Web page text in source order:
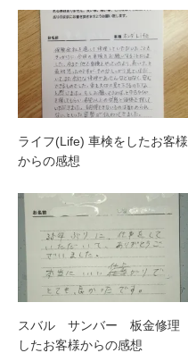
ライフ(Life) 車検をしたお客様
からの感想
スバル サンバー 板金修理
したお客様からの感想